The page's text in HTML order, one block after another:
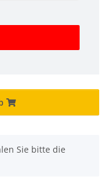
Sie bitte die